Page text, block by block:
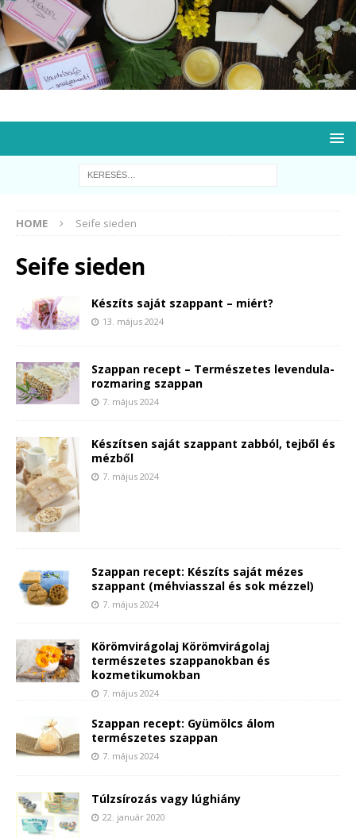
HOME Seife sieden
Seife sieden
Készíts saját szappant – miért?
13. május 2024
Szappan recept – Természetes levendula-
rozmaring szappan
7. május 2024
Készítsen saját szappant zabból, tejből és
mézből
7. május 2024
Szappan recept: Készíts saját mézes
szappant (méhviasszal és sok mézzel)
7. május 2024
Körömvirágolaj Körömvirágolaj
természetes szappanokban és
kozmetikumokban
7. május 2024
Szappan recept: Gyümölcs álom
természetes szappan
7. május 2024
Túlzsírozás vagy lúghiány
22. január 2020